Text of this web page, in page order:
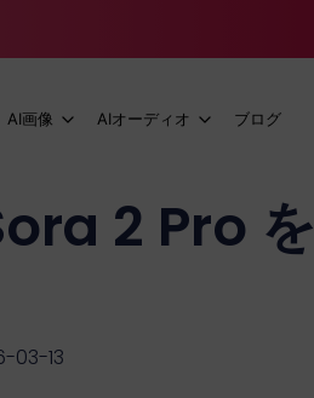
AI画像 AIオーディオ ブログ
2 Pro を
03-13